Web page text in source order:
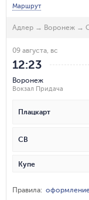
Маршрут
Адлер → Воронеж →
09 августа, вс
12:23
Воронеж
Вокзал Придача
Плацкарт
СВ
Купе
Правила: оформление